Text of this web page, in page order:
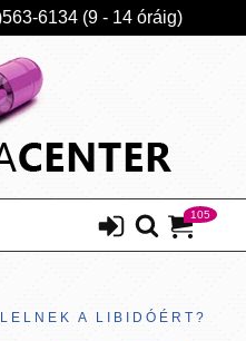
6134 (9 - 14 óráig)
105
A LIBIDÓÉRT?